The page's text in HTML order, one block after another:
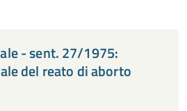
- sent. 27/1975:
del reato di aborto